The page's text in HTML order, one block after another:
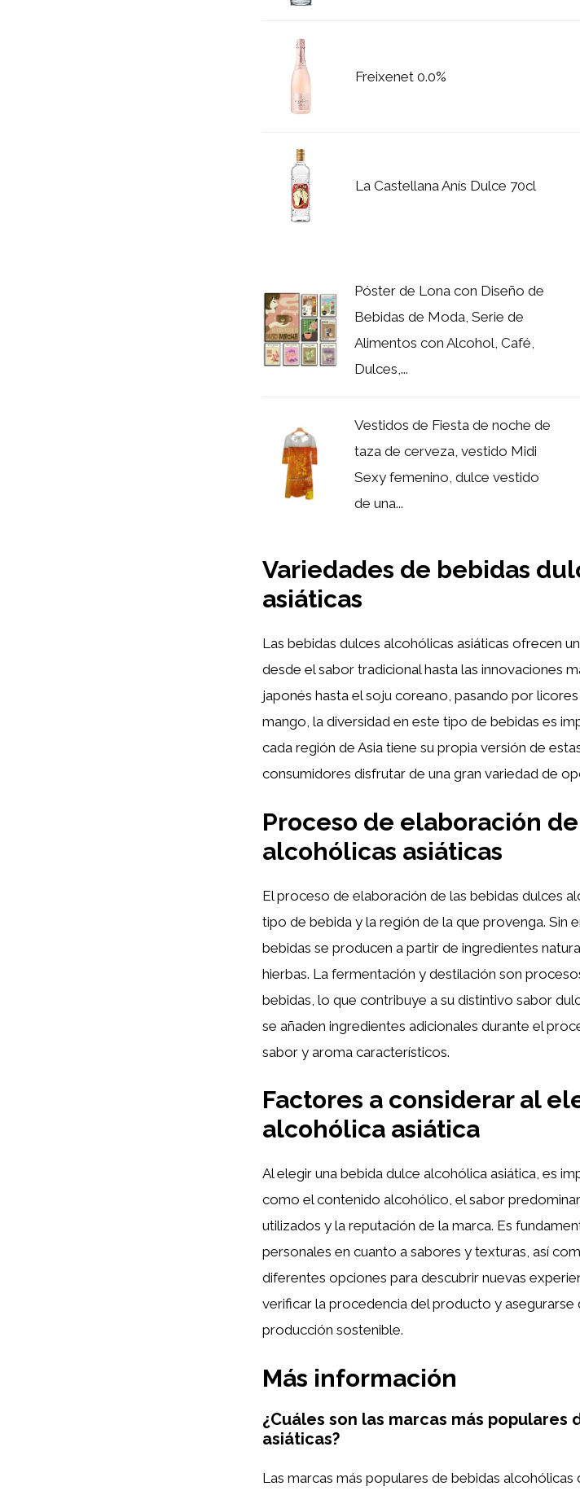
Freixenet 0.0%
La Castellana Anís Dulce 70cl
Póster de Lona con Diseño de
Bebidas de Moda, Serie de
Alimentos con Alcohol, Café,
Dulces,...
Vestidos de Fiesta de noche de
taza de cerveza, vestido Midi
Sexy femenino, dulce vestido
de una...
Variedades de bebidas
asiáticas
Las bebidas dulces alcohólicas asiáticas ofrecen
desde el sabor tradicional hasta las innovaciones
japonés hasta el soju coreano, pasando por
mango, la diversidad en este tipo de bebidas es
cada región de Asia tiene su propia versión de
consumidores disfrutar de una gran variedad de
Proceso de elaboración
alcohólicas asiáticas
El proceso de elaboración de las bebidas dulces
tipo de bebida y la región de la que provenga. Sin
bebidas se producen a partir de ingredientes
hierbas. La fermentación y destilación son
bebidas, lo que contribuye a su distintivo sabor
se añaden ingredientes adicionales durante el
sabor y aroma característicos.
Factores a considerar al
alcohólica asiática
Al elegir una bebida dulce alcohólica asiática, es
como el contenido alcohólico, el sabor
utilizados y la reputación de la marca. Es
personales en cuanto a sabores y texturas, así
diferentes opciones para descubrir nuevas
verificar la procedencia del producto y asegurarse
producción sostenible.
Más información
¿Cuáles son las marcas más
asiáticas?
Las marcas más populares de bebidas alcohólicas